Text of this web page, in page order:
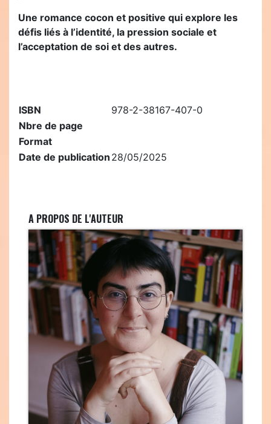
Une romance cocon et positive qui explore les
défis liés à l’identité, la pression sociale et
l’acceptation de soi et des autres.
ISBN
978-2-38167-407-0
Nbre de page
Format
Date de publication 28/05/2025
A PROPOS DE L'AUTEUR